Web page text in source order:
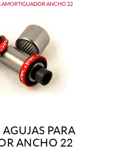
AMORTIGUADOR ANCHO 22
PARA
ANCHO 22